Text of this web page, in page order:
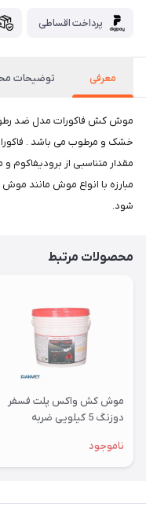
پرداخت اقساطی
معرفی توضیحات
موش کش فاکورات مدل ضد
خشک و مرطوب می باشد .
مقدار متناسبی از
مبارزه با انواع موش مانند
شود.
محصولات مرتبط
موش کش واکس پلت فسفر
دوزنگ 5 کیلویی ضربه
ناموجود